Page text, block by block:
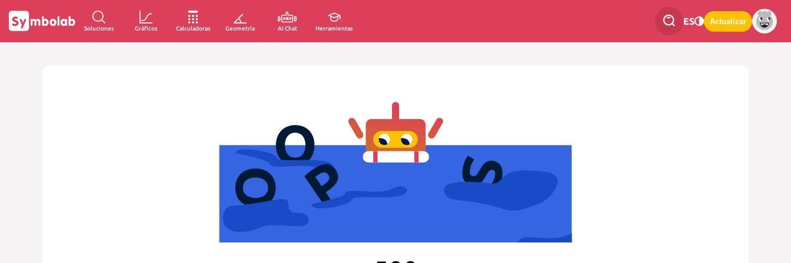
Soluciones Gráficos Calculadoras Geometría AI Chat Herramientas
ES Actualizar